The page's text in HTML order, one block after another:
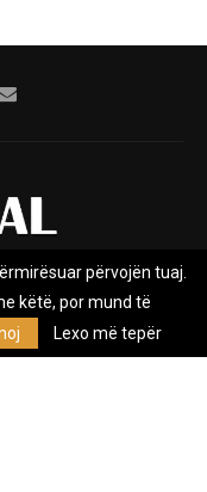
e themeluar në vitin
përvojën tuaj.
këtë, por mund të
Lexo më tepër